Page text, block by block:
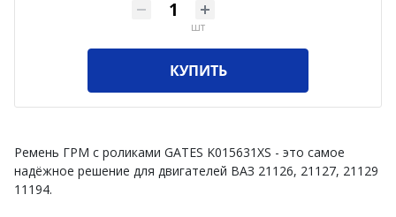
шт
КУПИТЬ
Ремень ГРМ с роликами GATES K015631XS - это самое
надёжное решение для двигателей ВАЗ 21126, 21127, 21129
11194.